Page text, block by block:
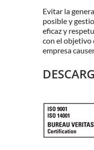
Evitar la
posible y
eficaz y
con el objetivo
empresa